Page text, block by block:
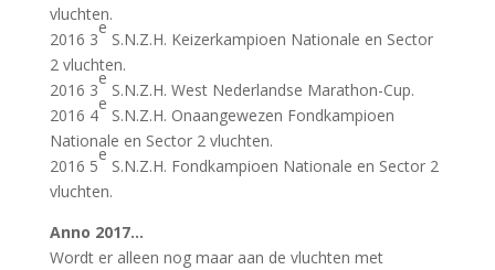
vluchten.
2016 3
e
S.N.Z.H. Keizerkampioen Nationale en Sector
2 vluchten.
2016 3
e
S.N.Z.H. West Nederlandse Marathon-Cup.
2016 4
e
S.N.Z.H. Onaangewezen Fondkampioen
Nationale en Sector 2 vluchten.
2016 5
e
S.N.Z.H. Fondkampioen Nationale en Sector 2
vluchten.
Anno 2017…
Wordt er alleen nog maar aan de vluchten met